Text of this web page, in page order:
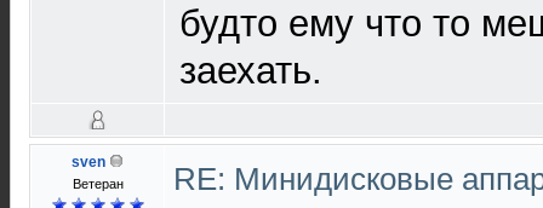
будто ему что то
заехать.
sven
Ветеран
RE: Минидисковые